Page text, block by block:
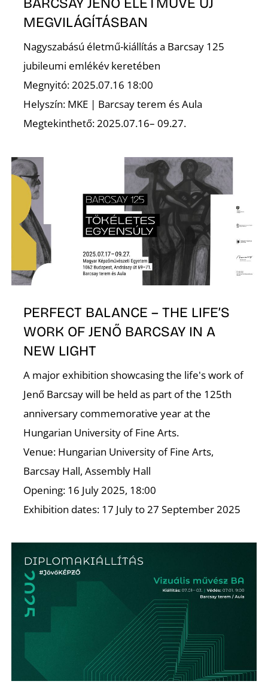
MEGVILÁGÍTÁSBAN
Nagyszabású életmű-kiállítás a Barcsay 125
jubileumi emlékév keretében
Megnyitó: 2025.07.16 18:00
Helyszín: MKE | Barcsay terem és Aula
Megtekinthető: 2025.07.16– 09.27.
PERFECT BALANCE – THE LIFE’S
WORK OF JENŐ BARCSAY IN A
NEW LIGHT
A major exhibition showcasing the life's work of
Jenő Barcsay will be held as part of the 125th
anniversary commemorative year at the
Hungarian University of Fine Arts.
Venue: Hungarian University of Fine Arts,
Barcsay Hall, Assembly Hall
Opening: 16 July 2025, 18:00
Exhibition dates: 17 July to 27 September 2025